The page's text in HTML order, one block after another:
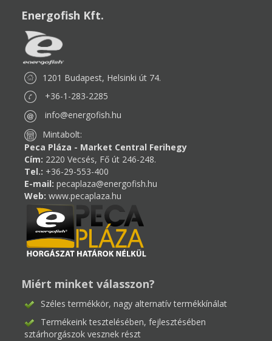
Energofish Kft.
1201 Budapest, Helsinki út 74.
+36-1-283-2285
info@energofish.hu
Mintabolt:
Peca Pláza - Market Central Ferihegy
Cím: 2220 Vecsés, Fő út 246-248.
Tel.: +36-29-553-400
E-mail: pecaplaza@energofish.hu
Web: www.pecaplaza.hu
Miért minket válasszon?
Széles termékkör, nagy alternatív termékkínálat
Termékeink tesztelésében, fejlesztésében
sztárhorgászok vesznek részt